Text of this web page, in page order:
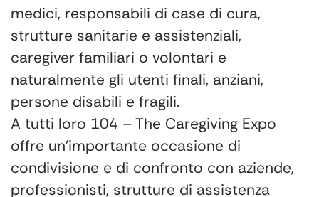
medici, responsabili di case di cura,
strutture sanitarie e assistenziali,
caregiver familiari o volontari e
naturalmente gli utenti finali, anziani,
persone disabili e fragili.
A tutti loro 104 – The Caregiving Expo
offre un’importante occasione di
condivisione e di confronto con aziende,
professionisti, strutture di assistenza